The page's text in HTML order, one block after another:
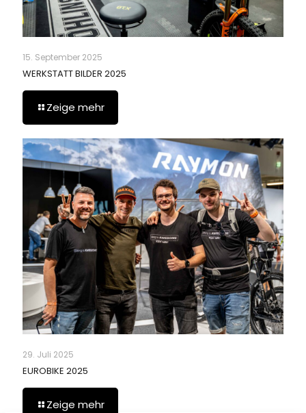
15. September 2025
WERKSTATT BILDER 2025
Zeige mehr
29. Juli 2025
EUROBIKE 2025
Zeige mehr